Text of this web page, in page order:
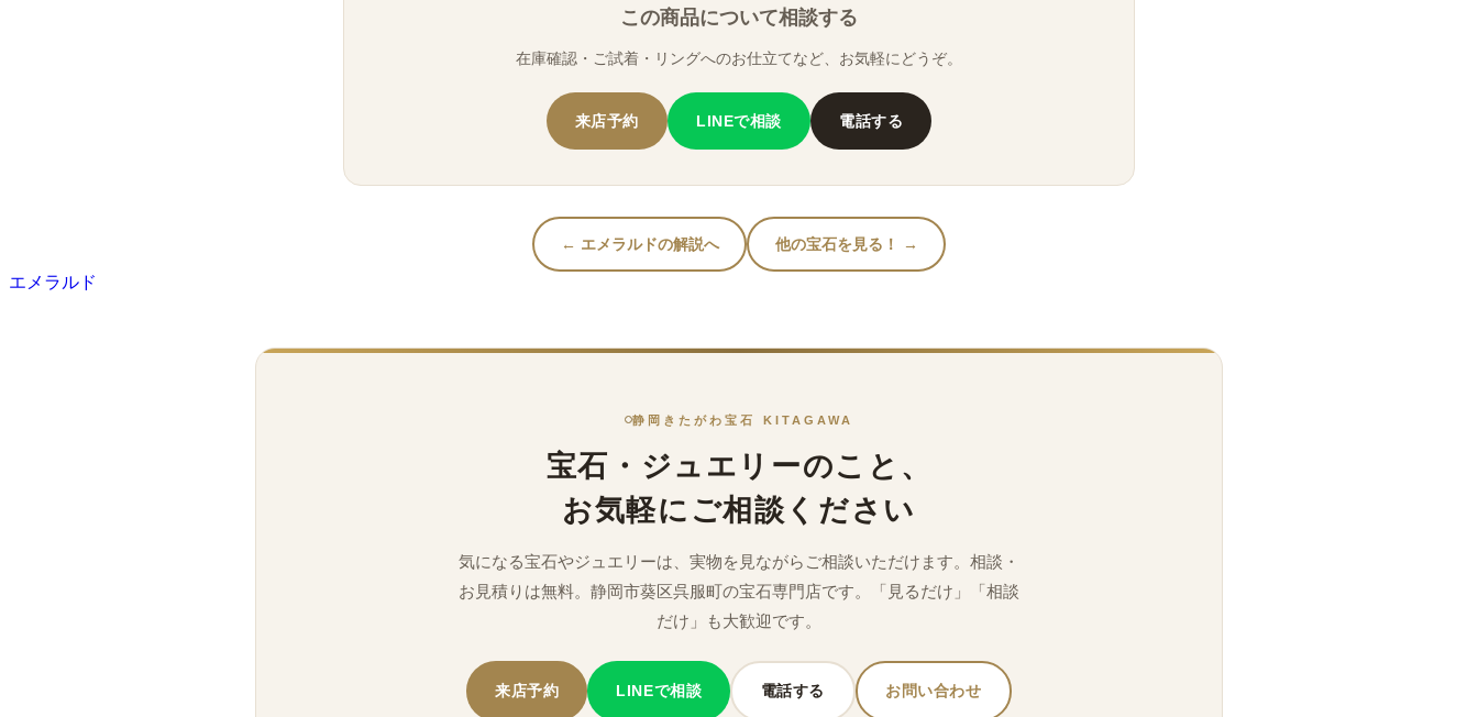
この商品について相談する
在庫確認・ご試着・リングへのお仕立てなど、お気軽にどうぞ。
来店予約 LINEで相談 電話する
← エメラルドの解説へ 他の宝石を見る！ →
エメラルド
静岡きたがわ宝石 KITAGAWA
宝石・ジュエリーのこと、
お気軽にご相談ください
気になる宝石やジュエリーは、実物を見ながらご相談いただけます。相談・
お見積りは無料。静岡市葵区呉服町の宝石専門店です。「見るだけ」「相談
だけ」も大歓迎です。
来店予約 LINEで相談 電話する お問い合わせ